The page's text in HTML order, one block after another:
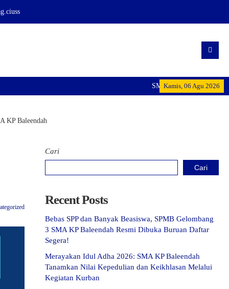
Kamis, 06 Agu 2026
SMA KP BALEENDAH:
KP Baleendah
Cari
Cari
Recent Posts
Bebas SPP dan Banyak Beasiswa, SPMB Gelombang
3 SMA KP Baleendah Resmi Dibuka Buruan Daftar
Segera!
Merayakan Idul Adha 2026: SMA KP Baleendah
Tanamkan Nilai Kepedulian dan Keikhlasan Melalui
Kegiatan Kurban